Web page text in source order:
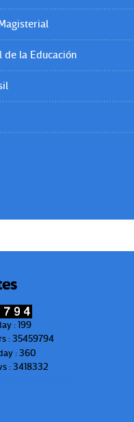
de la Educación
: 199
: 35459794
: 360
: 3418332